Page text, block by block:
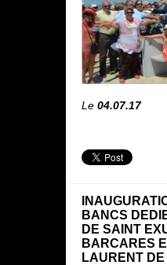
Le 04.07.17
BANCS
DE SAINT
BARCARES
LAURENT